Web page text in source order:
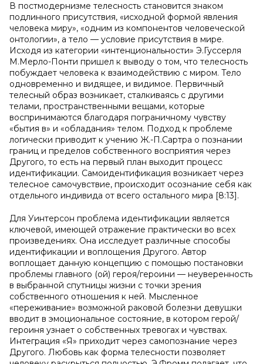
В постмодернизме телесность становится знаком
подлинного присутствия, «исходной формой явления
человека миру», «одним из компонентов человеческой
онтологии», а тело — условие присутствия в мире.
Исходя из категории «интенциональности» Э.Гуссерля
М.Мерло-Понти пришел к выводу о том, что телесность
побуждает человека к взаимодействию с миром. Тело
одновременно и видящее, и видимое. Первичный
телесный образ возникает, сталкиваясь с другими
телами, пространственными вещами, которые
воспринимаются благодаря пограничному чувству
«бытия в» и «обладания» телом. Подход к проблеме
логически приводит к учению Ж.-П.Сартра о познании
границ и пределов собственного восприятия через
Другого, то есть на первый план выходит процесс
идентификации. Самоидентификация возникает через
телесное самочувствие, происходит осознание себя как
отдельного индивида от всего остального мира [8:13].
Для Уинтерсон проблема идентификации является
ключевой, имеющей отражение практически во всех
произведениях. Она исследует различные способы
идентификации и воплощения Другого. Автор
воплощает данную концепцию с помощью постановки
проблемы главного (ой) героя/героини — неуверенность
в выбранной спутницы жизни с точки зрения
собственного отношения к ней. Мысленное
«переживание» возможной раковой болезни девушки
вводит в эмоциональное состояние, в котором герой/
героиня узнает о собственных тревогах и чувствах.
Интеграция «Я» приходит через самопознание через
Другого. Любовь как форма телесности позволяет